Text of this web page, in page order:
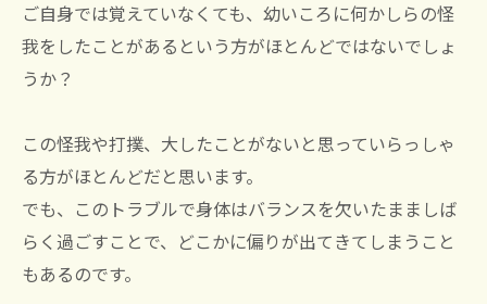
ご自身では覚えていなくても、幼いころに何かしらの怪
我をしたことがあるという方がほとんどではないでしょ
うか？
この怪我や打撲、大したことがないと思っていらっしゃ
る方がほとんどだと思います。
でも、このトラブルで身体はバランスを欠いたまましば
らく過ごすことで、どこかに偏りが出てきてしまうこと
もあるのです。